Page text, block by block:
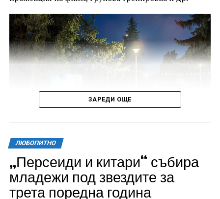
Всички събития ще се проведат в парк „Максим
Райкович“, срещу часовниковата кула, с вход
свободен. Програмата ще започне на 12 август с
ЗАРЕДИ ОЩЕ
ЛЮБОПИТНО
„Персеиди и китари“ събира
младежи под звездите за
трета поредна година